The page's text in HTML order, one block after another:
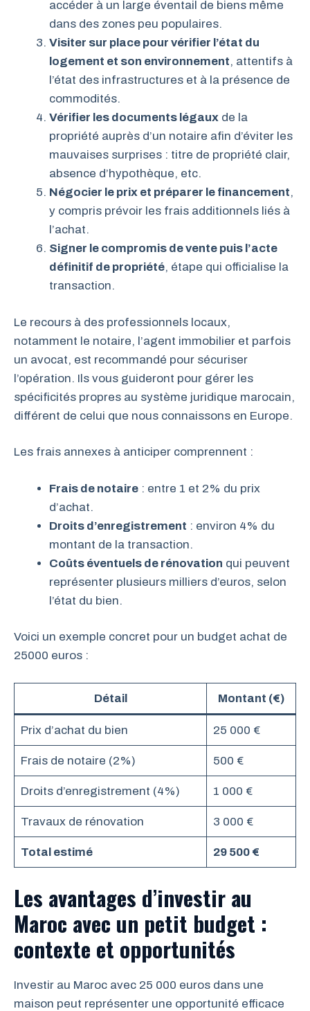
accéder à un large éventail de biens même
dans des zones peu populaires.
Visiter sur place pour vérifier l’état du
logement et son environnement, attentifs à
l’état des infrastructures et à la présence de
commodités.
Vérifier les documents légaux de la
propriété auprès d’un notaire afin d’éviter les
mauvaises surprises : titre de propriété clair,
absence d’hypothèque, etc.
Négocier le prix et préparer le financement,
y compris prévoir les frais additionnels liés à
l’achat.
Signer le compromis de vente puis l’acte
définitif de propriété, étape qui officialise la
transaction.
Le recours à des professionnels locaux,
notamment le notaire, l’agent immobilier et parfois
un avocat, est recommandé pour sécuriser
l’opération. Ils vous guideront pour gérer les
spécificités propres au système juridique marocain,
différent de celui que nous connaissons en Europe.
Les frais annexes à anticiper comprennent :
Frais de notaire : entre 1 et 2% du prix
d’achat.
Droits d’enregistrement : environ 4% du
montant de la transaction.
Coûts éventuels de rénovation qui peuvent
représenter plusieurs milliers d’euros, selon
l’état du bien.
Voici un exemple concret pour un budget achat de
25000 euros :
Détail Montant (€)
Prix d’achat du bien 25 000 €
Frais de notaire (2%) 500 €
Droits d’enregistrement (4%) 1 000 €
Travaux de rénovation 3 000 €
Total estimé 29 500 €
Les avantages d’investir au
Maroc avec un petit budget :
contexte et opportunités
Investir au Maroc avec 25 000 euros dans une
maison peut représenter une opportunité efficace